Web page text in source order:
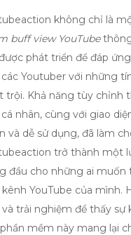
không chỉ là
buff view YouTube
phát triển để đáp
các Youtuber với những
trội. Khả năng tùy chỉnh
nhân, cùng với giao
và dễ sử dụng, đã làm
trở thành một
đầu cho những ai muốn
kênh YouTube của mình.
và trải nghiệm để thấy sự
mềm này mang lại